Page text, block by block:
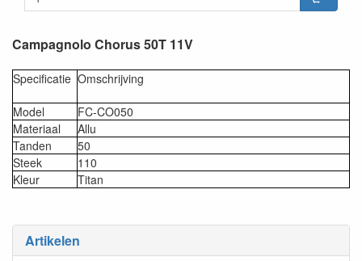
Artikelen
Campagnolo Chorus 50T 11V
Specificatie Omschrijving
Model
FC-CO050
Materiaal
Allu
Tanden
50
Steek
110
Kleur
Titan